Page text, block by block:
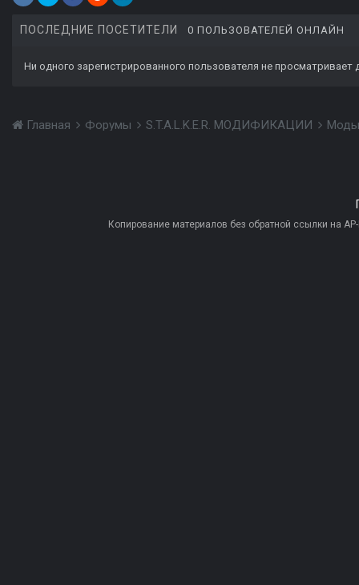
ПОСЛЕДНИЕ ПОСЕТИТЕЛИ 0 ПОЛЬЗОВАТЕЛЕЙ ОНЛАЙН
Ни одного зарегистрированного пользователя не просматривает
Главная Форумы S.T.A.L.K.E.R. МОДИФИКАЦИИ
Копирование материалов без обратной ссылки на